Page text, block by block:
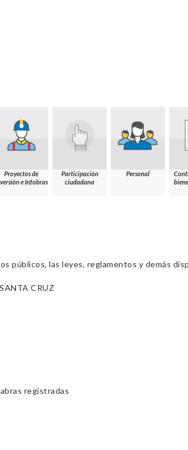
Proyectos de
e Infobras
Participación
ciudadana
Personal
públicos, las leyes, reglamentos y demás
CRUZ
registradas